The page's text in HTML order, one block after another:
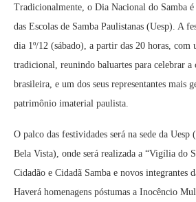
​Tradicionalmente, o Dia Nacional do Samba
das Escolas de Samba Paulistanas (Uesp). A
dia 1º/12 (sábado), a partir das 20 horas, com
tradicional, reunindo baluartes para celebrar
brasileira, e um dos seus representantes mais
patrimônio imaterial paulista. ​
​O palco das festividades será na sede da
Bela Vista), onde será realizada a “Vigília do
Cidadão e Cidadã Samba e novos integrantes
Haverá homenagens póstumas a Inocêncio